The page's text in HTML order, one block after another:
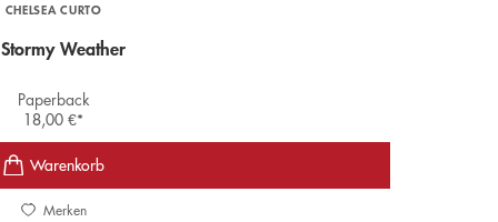
CHELSEA CURTO
Weather
Paperback
18,00€*
Merken